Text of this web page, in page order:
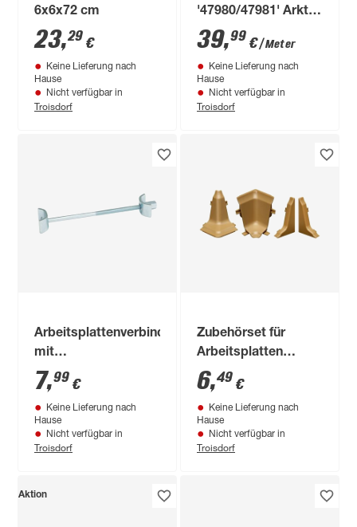
6x6x72 cm
23,29 €
Keine Lieferung nach
Hause
Nicht verfügbar in
Troisdorf
'47980/47981' Arktis
grau /Sahara beige,
beidseitiges Dekor
4100 x 640 x 15 mm
39,99 €/ Meter
Keine Lieferung nach
Hause
Nicht verfügbar in
Troisdorf
Arbeitsplattenverbinder
mit
Verbindungsplättchen
60 x 2,5 x 3,5 cm
7,99 €
Keine Lieferung nach
Hause
Nicht verfügbar in
Troisdorf
Zubehörset für
Arbeitsplatten
buchefarben
6,49 €
Keine Lieferung nach
Hause
Nicht verfügbar in
Troisdorf
Aktion